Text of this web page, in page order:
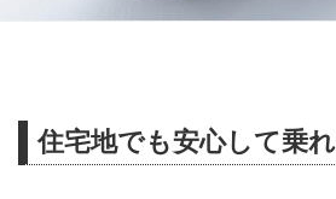
住宅地でも安心して乗